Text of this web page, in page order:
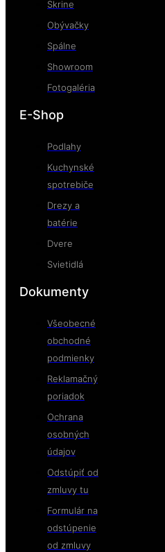
Skrine
Obývačky
Spálne
Showroom
Fotogaléria
E-Shop
Podlahy
Kuchynské
spotrebiče
Drezy a
batérie
Dvere
Svietidlá
Dokumenty
Všeobecné
obchodné
podmienky
Reklamačný
poriadok
Ochrana
osobných
údajov
Odstúpiť od
zmluvy tu
Formulár na
odstúpenie
od zmluvy